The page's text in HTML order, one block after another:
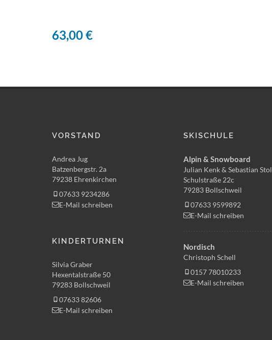
63,00 €
VORSTAND
Andrea Jug
Batzenbergstr. 2a
79238 Ehrenkirchen
07633 9234286
E-Mail schreiben
KINDERTURNEN
Silvia Graber
Hexentalstraße 50
79283 Bollschweil
07633 82606
E-Mail schreiben
SKISCHULE
Alpin & Snowboard
Julian Kenk & Sebastian
Schulstraße 22c
79283 Bollschweil
07633 9599892
E-Mail schreiben
Nordisch
Christoph Schell
0157 78010233
E-Mail schreiben